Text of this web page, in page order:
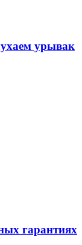
урывак
гарантиях